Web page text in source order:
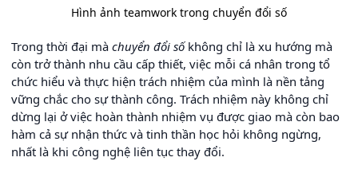
Hình ảnh teamwork trong chuyển đổi số
Trong thời đại mà chuyển đổi sốkhông chỉ là xu hướng mà
còn trở thành nhu cầu cấp thiết, việc mỗi cá nhân trong tổ
chức hiểu và thực hiện trách nhiệm của mình là nền tảng
vững chắc cho sự thành công. Trách nhiệm này không chỉ
dừng lại ở việc hoàn thành nhiệm vụ được giao mà còn bao
hàm cả sự nhận thức và tinh thần học hỏi không ngừng,
nhất là khi công nghệ liên tục thay đổi.